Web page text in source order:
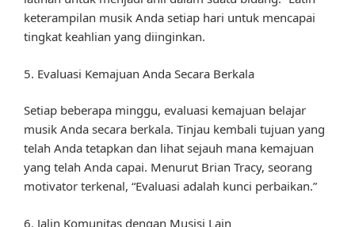
keterampilan musik Anda setiap hari untuk mencapai
tingkat keahlian yang diinginkan.
5. Evaluasi Kemajuan Anda Secara Berkala
Setiap beberapa minggu, evaluasi kemajuan belajar
musik Anda secara berkala. Tinjau kembali tujuan yang
telah Anda tetapkan dan lihat sejauh mana kemajuan
yang telah Anda capai. Menurut Brian Tracy, seorang
motivator terkenal, “Evaluasi adalah kunci perbaikan.”
6. Jalin Komunitas dengan Musisi Lain